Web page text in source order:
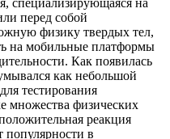
перед собой
физику твердых тел,
на мобильные платформы
Как появилась
как небольшой
тестирования
множества физических
реакция
популярности в